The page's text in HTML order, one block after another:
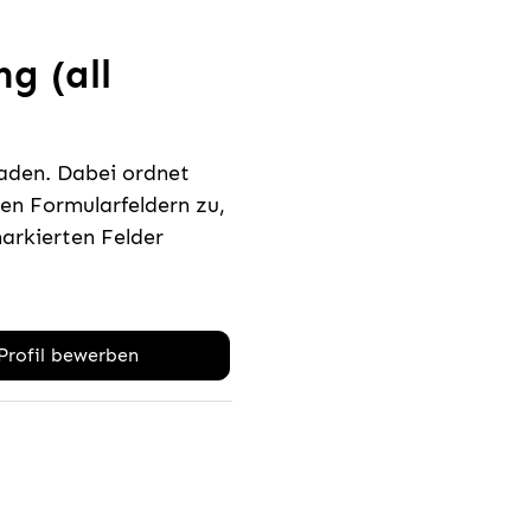
(all
Dabei ordnet
Formularfeldern zu,
Felder
bewerben